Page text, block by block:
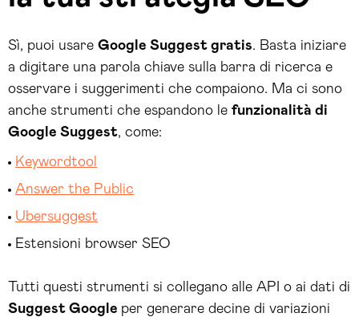
Sì, puoi usare Google Suggest gratis. Basta iniziare
a digitare una parola chiave sulla barra di ricerca e
osservare i suggerimenti che compaiono. Ma ci sono
anche strumenti che espandono le funzionalità di
Google Suggest, come:
Keywordtool
Answer the Public
Ubersuggest
Estensioni browser SEO
Tutti questi strumenti si collegano alle API o ai dati di
Suggest Google per generare decine di variazioni